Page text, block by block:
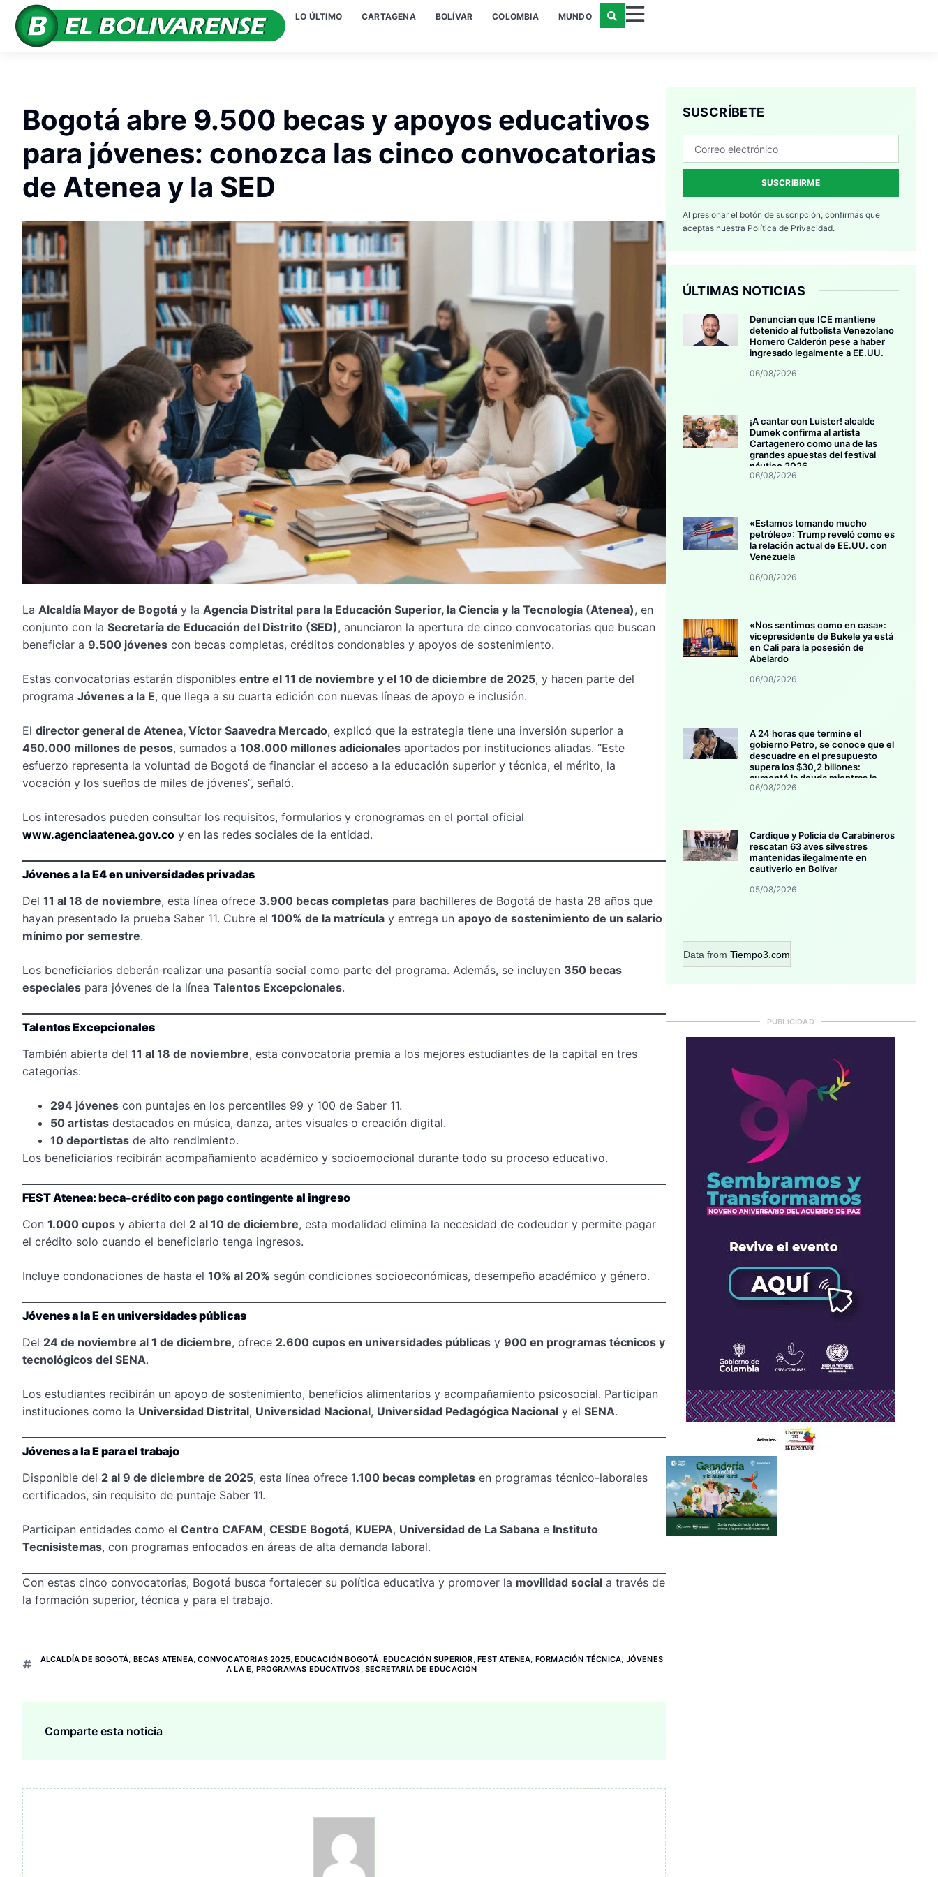
LO ÚLTIMO CARTAGENA BOLÍVAR COLOMBIA MUNDO
Bogotá abre 9.500 becas y apoyos educativos
para jóvenes: conozca las cinco convocatorias
de Atenea y la SED
La Alcaldía Mayor de Bogotá y la Agencia Distrital para la Educación Superior, la Ciencia y la Tecnología (Atenea), en
conjunto con la Secretaría de Educación del Distrito (SED), anunciaron la apertura de cinco convocatorias que buscan
beneficiar a 9.500 jóvenes con becas completas, créditos condonables y apoyos de sostenimiento.
Estas convocatorias estarán disponibles entre el 11 de noviembre y el 10 de diciembre de 2025, y hacen parte del
programa Jóvenes a la E, que llega a su cuarta edición con nuevas líneas de apoyo e inclusión.
El director general de Atenea, Víctor Saavedra Mercado, explicó que la estrategia tiene una inversión superior a
450.000 millones de pesos, sumados a 108.000 millones adicionales aportados por instituciones aliadas. “Este
esfuerzo representa la voluntad de Bogotá de financiar el acceso a la educación superior y técnica, el mérito, la
vocación y los sueños de miles de jóvenes”, señaló.
Los interesados pueden consultar los requisitos, formularios y cronogramas en el portal oficial
www.agenciaatenea.gov.co y en las redes sociales de la entidad.
Jóvenes a la E4 en universidades privadas
Del 11 al 18 de noviembre, esta línea ofrece 3.900 becas completas para bachilleres de Bogotá de hasta 28 años que
hayan presentado la prueba Saber 11. Cubre el 100% de la matrícula y entrega un apoyo de sostenimiento de un salario
mínimo por semestre.
Los beneficiarios deberán realizar una pasantía social como parte del programa. Además, se incluyen 350 becas
especiales para jóvenes de la línea Talentos Excepcionales.
Talentos Excepcionales
También abierta del 11 al 18 de noviembre, esta convocatoria premia a los mejores estudiantes de la capital en tres
categorías:
294 jóvenes con puntajes en los percentiles 99 y 100 de Saber 11.
50 artistas destacados en música, danza, artes visuales o creación digital.
10 deportistas de alto rendimiento.
Los beneficiarios recibirán acompañamiento académico y socioemocional durante todo su proceso educativo.
FEST Atenea: beca-crédito con pago contingente al ingreso
Con 1.000 cupos y abierta del 2 al 10 de diciembre, esta modalidad elimina la necesidad de codeudor y permite pagar
el crédito solo cuando el beneficiario tenga ingresos.
Incluye condonaciones de hasta el 10% al 20% según condiciones socioeconómicas, desempeño académico y género.
Jóvenes a la E en universidades públicas
Del 24 de noviembre al 1 de diciembre, ofrece 2.600 cupos en universidades públicas y 900 en programas técnicos y
tecnológicos del SENA.
Los estudiantes recibirán un apoyo de sostenimiento, beneficios alimentarios y acompañamiento psicosocial. Participan
instituciones como la Universidad Distrital, Universidad Nacional, Universidad Pedagógica Nacional y el SENA.
Jóvenes a la E para el trabajo
Disponible del 2 al 9 de diciembre de 2025, esta línea ofrece 1.100 becas completas en programas técnico-laborales
certificados, sin requisito de puntaje Saber 11.
Participan entidades como el Centro CAFAM, CESDE Bogotá, KUEPA, Universidad de La Sabana e Instituto
Tecnisistemas, con programas enfocados en áreas de alta demanda laboral.
Con estas cinco convocatorias, Bogotá busca fortalecer su política educativa y promover la movilidad social a través de
la formación superior, técnica y para el trabajo.
ALCALDÍA DE BOGOTÁ, BECAS ATENEA,CONVOCATORIAS 2025,EDUCACIÓN BOGOTÁ,EDUCACIÓN SUPERIOR,FEST ATENEA, FORMACIÓN TÉCNICA, JÓVENES
A LA E, PROGRAMAS EDUCATIVOS, SECRETARÍA DE EDUCACIÓN
Comparte esta noticia
SUSCRÍBETE
SUSCRIBIRME
Al presionar el botón de suscripción, confirmas que
aceptas nuestra Política de Privacidad.
ÚLTIMAS NOTICIAS
Denuncian que ICE mantiene
detenido al futbolista Venezolano
Homero Calderón pese a haber
ingresado legalmente a EE.UU.
06/08/2026
¡A cantar con Luister! alcalde
Dumek confirma al artista
Cartagenero como una de las
grandes apuestas del festival
náutico 2026
06/08/2026
«Estamos tomando mucho
petróleo»: Trump reveló como es
la relación actual de EE.UU. con
Venezuela
06/08/2026
«Nos sentimos como en casa»:
vicepresidente de Bukele ya está
en Cali para la posesión de
Abelardo
06/08/2026
A 24 horas que termine el
gobierno Petro, se conoce que el
descuadre en el presupuesto
supera los $30,2 billones:
aumentó la deuda mientras la
inversión se estanca
06/08/2026
Cardique y Policía de Carabineros
rescatan 63 aves silvestres
mantenidas ilegalmente en
cautiverio en Bolívar
05/08/2026
Data from Tiempo3.com
PUBLICIDAD